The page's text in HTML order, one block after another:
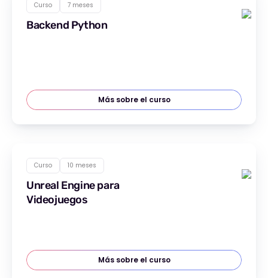
Curso 7 meses
Backend Python
Más sobre el curso
Curso 10 meses
Unreal Engine para
Videojuegos
Más sobre el curso